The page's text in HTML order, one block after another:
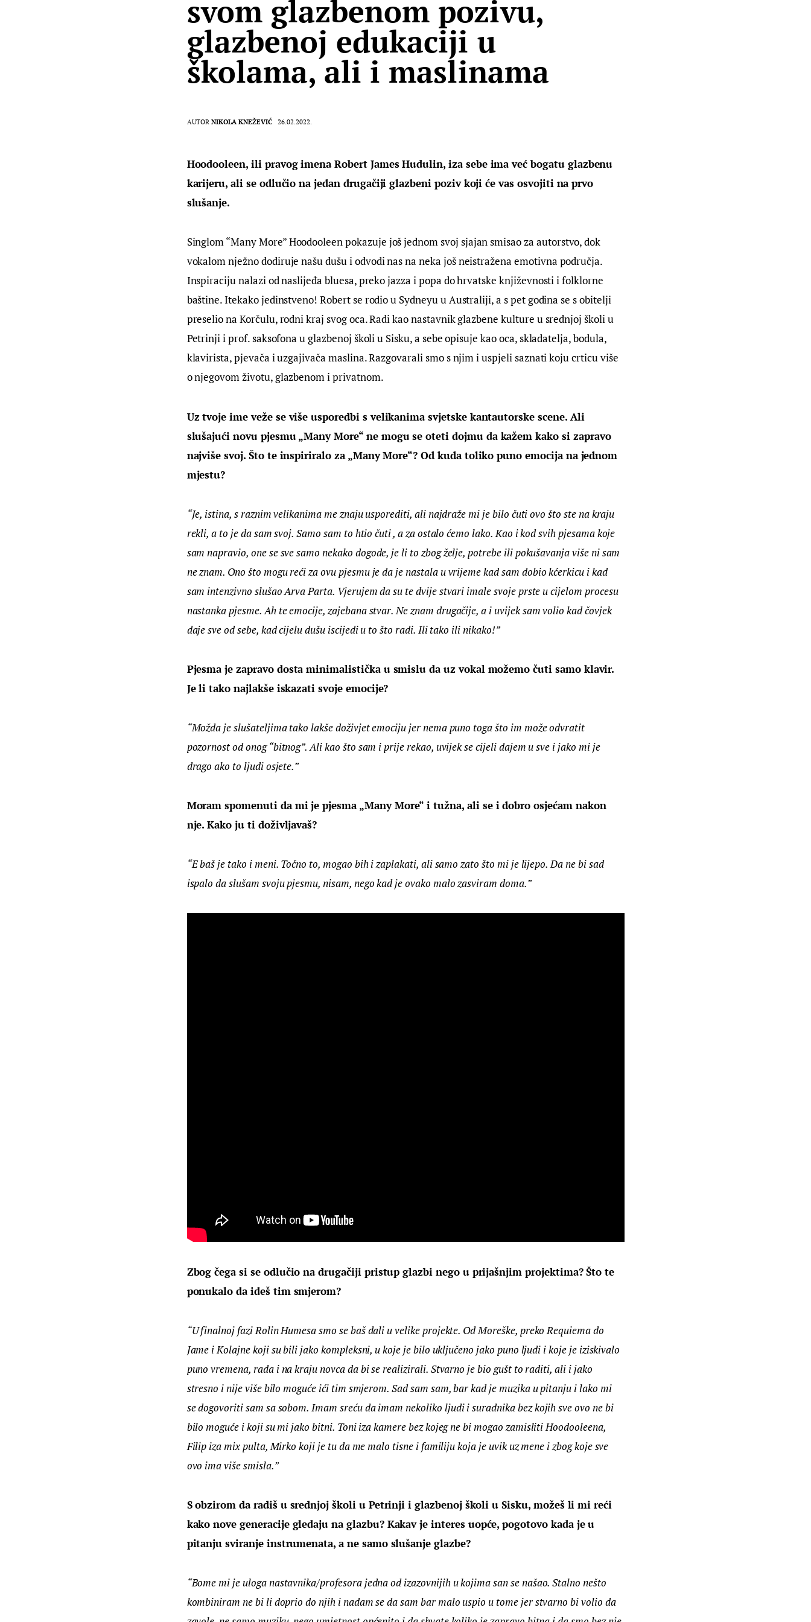
svom glazbenom pozivu,
glazbenoj edukaciji u
školama, ali i maslinama
AUTOR NIKOLA KNEŽEVIĆ 26.02.2022.
Hoodooleen, ili pravog imena Robert James Hudulin, iza sebe ima već bogatu glazbenu
karijeru, ali se odlučio na jedan drugačiji glazbeni poziv koji će vas osvojiti na prvo
slušanje.
Singlom “Many More” Hoodooleen pokazuje još jednom svoj sjajan smisao za autorstvo, dok
vokalom nježno dodiruje našu dušu i odvodi nas na neka još neistražena emotivna područja.
Inspiraciju nalazi od naslijeđa bluesa, preko jazza i popa do hrvatske književnosti i folklorne
baštine. Itekako jedinstveno! Robert se rodio u Sydneyu u Australiji, a s pet godina se s obitelji
preselio na Korčulu, rodni kraj svog oca. Radi kao nastavnik glazbene kulture u srednjoj školi u
Petrinji i prof. saksofona u glazbenoj školi u Sisku, a sebe opisuje kao oca, skladatelja, bodula,
klavirista, pjevača i uzgajivača maslina. Razgovarali smo s njim i uspjeli saznati koju crticu više
o njegovom životu, glazbenom i privatnom.
Uz tvoje ime veže se više usporedbi s velikanima svjetske kantautorske scene. Ali
slušajući novu pjesmu „Many More“ ne mogu se oteti dojmu da kažem kako si zapravo
najviše svoj. Što te inspiriralo za „Many More“? Od kuda toliko puno emocija na jednom
mjestu?
“Je, istina, s raznim velikanima me znaju usporediti, ali najdraže mi je bilo čuti ovo što ste na kraju
rekli, a to je da sam svoj. Samo sam to htio čuti , a za ostalo ćemo lako. Kao i kod svih pjesama koje
sam napravio, one se sve samo nekako dogode, je li to zbog želje, potrebe ili pokušavanja više ni sam
ne znam. Ono što mogu reći za ovu pjesmu je da je nastala u vrijeme kad sam dobio kćerkicu i kad
sam intenzivno slušao Arva Parta. Vjerujem da su te dvije stvari imale svoje prste u cijelom procesu
nastanka pjesme. Ah te emocije, zajebana stvar. Ne znam drugačije, a i uvijek sam volio kad čovjek
daje sve od sebe, kad cijelu dušu iscijedi u to što radi. Ili tako ili nikako!”
Pjesma je zapravo dosta minimalistička u smislu da uz vokal možemo čuti samo klavir.
Je li tako najlakše iskazati svoje emocije?
“Možda je slušateljima tako lakše doživjet emociju jer nema puno toga što im može odvratit
pozornost od onog “bitnog”. Ali kao što sam i prije rekao, uvijek se cijeli dajem u sve i jako mi je
drago ako to ljudi osjete.”
Moram spomenuti da mi je pjesma „Many More“ i tužna, ali se i dobro osjećam nakon
nje. Kako ju ti doživljavaš?
“E baš je tako i meni. Točno to, mogao bih i zaplakati, ali samo zato što mi je lijepo. Da ne bi sad
ispalo da slušam svoju pjesmu, nisam, nego kad je ovako malo zasviram doma.”
Zbog čega si se odlučio na drugačiji pristup glazbi nego u prijašnjim projektima? Što te
ponukalo da ideš tim smjerom?
“U finalnoj fazi Rolin Humesa smo se baš dali u velike projekte. Od Moreške, preko Requiema do
Jame i Kolajne koji su bili jako kompleksni, u koje je bilo uključeno jako puno ljudi i koje je iziskivalo
puno vremena, rada i na kraju novca da bi se realizirali. Stvarno je bio gušt to raditi, ali i jako
stresno i nije više bilo moguće ići tim smjerom. Sad sam sam, bar kad je muzika u pitanju i lako mi
se dogovoriti sam sa sobom. Imam sreću da imam nekoliko ljudi i suradnika bez kojih sve ovo ne bi
bilo moguće i koji su mi jako bitni. Toni iza kamere bez kojeg ne bi mogao zamisliti Hoodooleena,
Filip iza mix pulta, Mirko koji je tu da me malo tisne i familiju koja je uvik uz mene i zbog koje sve
ovo ima više smisla.”
S obzirom da radiš u srednjoj školi u Petrinji i glazbenoj školi u Sisku, možeš li mi reći
kako nove generacije gledaju na glazbu? Kakav je interes uopće, pogotovo kada je u
pitanju sviranje instrumenata, a ne samo slušanje glazbe?
“Bome mi je uloga nastavnika/profesora jedna od izazovnijih u kojima san se našao. Stalno nešto
kombiniram ne bi li doprio do njih i nadam se da sam bar malo uspio u tome jer stvarno bi volio da